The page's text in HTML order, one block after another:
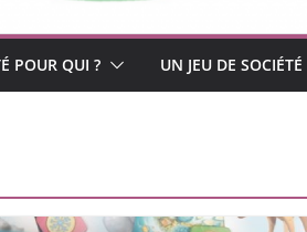
POUR QUI ? UN JEU DE